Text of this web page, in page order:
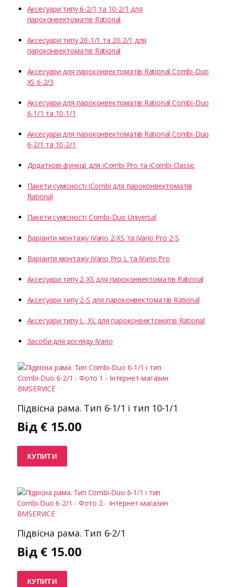
Аксесуари типу 6-2/1 та 10-2/1 для
пароконвектоматів Rational
Аксесуари типу 20-1/1 та 20-2/1 для
пароконвектоматів Rational
Аксесуари для пароконвектоматів Rational Combi-Duo
XS 6-2/3
Аксесуари для пароконвектоматів Rational Combi-Duo
6-1/1 та 10-1/1
Аксесуари для пароконвектоматів Rational Combi-Duo
6-2/1 та 10-2/1
Додаткові функції для iCombi Pro та iCombi Classic
Пакети сумісності iCombi для пароконвектоматів
Rational
Пакети сумісності Combi-Duo Universal
Варіанти монтажу iVario 2-XS та iVario Pro 2-S
Варіанти монтажу iVario Pro L та iVario Pro
Аксесуари типу 2-XS для пароконвектоматів Rational
Аксесуари типу 2-S для пароконвектоматів Rational
Аксесуари типу L, XL для пароконвектоматів Rational
Засоби для догляду iVario
Підвісна рама. Тип 6-1/1 і тип 10-1/1
Від € 15.00
КУПИТИ
Підвісна рама. Тип 6-2/1
Від € 15.00
КУПИТИ